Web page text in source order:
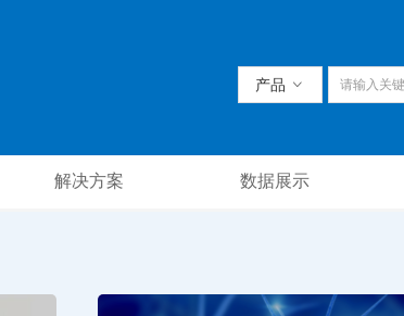
产品 ꀁ
解决方案 数据展示